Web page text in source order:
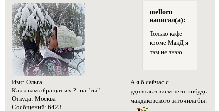
Имя: Ольга
Как к вам обращаться ?: на "ты"
Откуда: Москва
Сообщений: 6423
mellorn
написал(а):
Только кафе
кроме МакД я
там не знаю
А я б сейчас с
удовольствием чего-нибудь
макдаковского заточила бы.